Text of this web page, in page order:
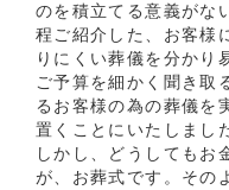
のを積立てる意義がな
程ご紹介した、お客様
りにくい葬儀を分かり
ご予算を細かく聞き取
るお客様の為の葬儀を
置くことにいたしまし
しかし、どうしてもお
が、お葬式です。その